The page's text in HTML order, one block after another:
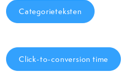
Categorieteksten
Click-to-conversion time